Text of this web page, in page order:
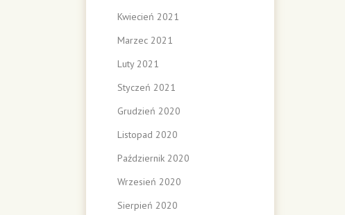
Kwiecień 2021
Marzec 2021
Luty 2021
Styczeń 2021
Grudzień 2020
Listopad 2020
Październik 2020
Wrzesień 2020
Sierpień 2020